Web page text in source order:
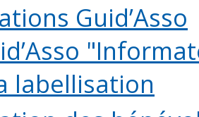
Guid’Asso
labellisation